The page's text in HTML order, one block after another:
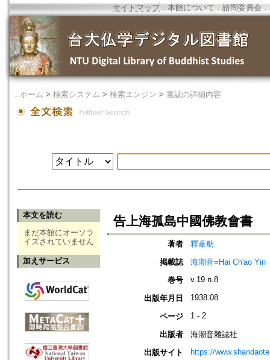
サイトマップ．本館について ． 諮問委員会 ．
． ホーム > 検索システム > 検索エンジン > 書誌の詳細内容
本文を読む
まだ本館にオーソラ
イズされていません
加えサービス
告上海孤島中國佛教會書
著者
釋葦舫
掲載誌
海潮音=Hai Ch'ao Yin
巻号
v.19 n.8
出版年月日 1938.08
ページ 1 - 2
出版者
海潮音雜誌社
出版サイト
https://